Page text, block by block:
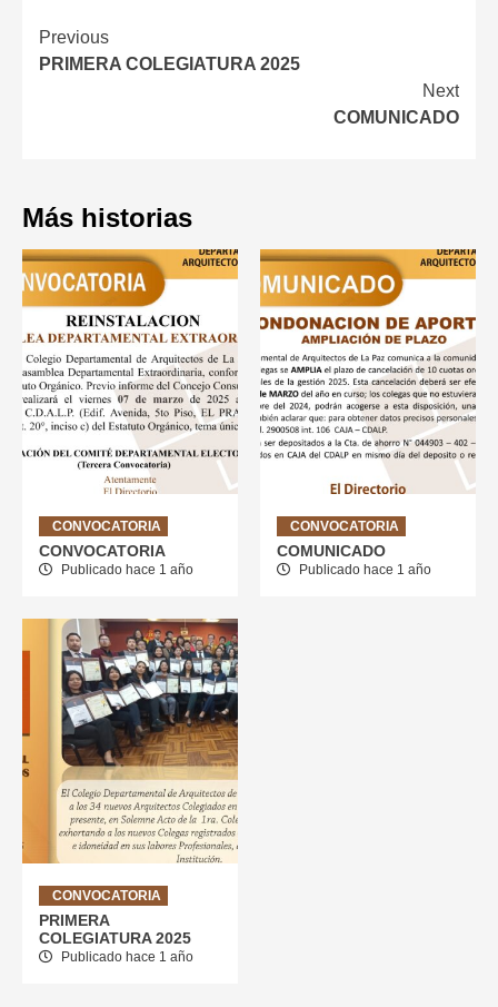
Continue
Reading
Previous
PRIMERA COLEGIATURA 2025
Next
COMUNICADO
Más historias
CONVOCATORIA
CONVOCATORIA
Publicado hace 1 año
CONVOCATORIA
COMUNICADO
Publicado hace 1 año
CONVOCATORIA
PRIMERA
COLEGIATURA 2025
Publicado hace 1 año